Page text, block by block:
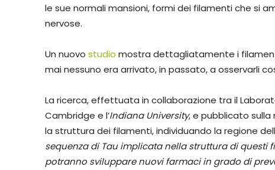
le sue normali mansioni, formi dei filamenti che si
nervose.
Un nuovo studio mostra dettagliatamente i
mai nessuno era arrivato, in passato, a osservarli
La ricerca, effettuata in collaborazione tra il
Cambridge e l’Indiana University, e pubblicato sulla
la struttura dei filamenti, individuando la regione
sequenza di Tau implicata nella struttura di
potranno sviluppare nuovi farmaci in grado di